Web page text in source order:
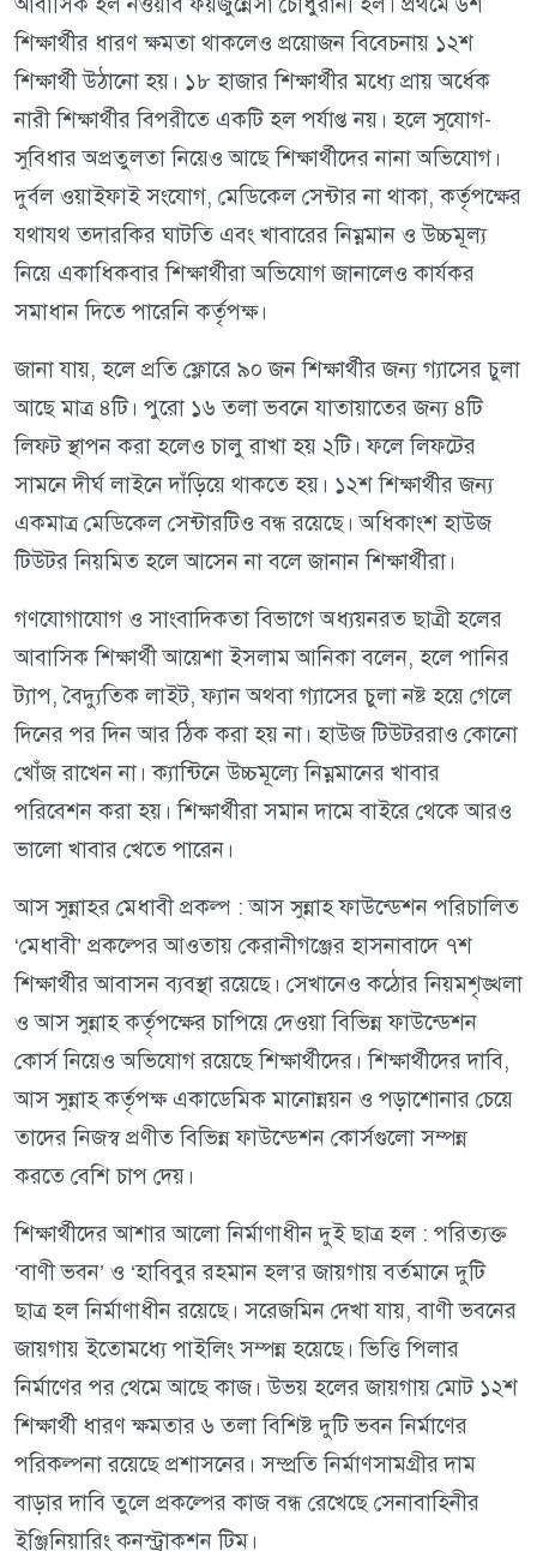
শিক্ষার্থীর ধারণ ক্ষমতা থাকলেও প্রয়োজন বিবেচনায় ১২শ
শিক্ষার্থী উঠানো হয়। ১৮ হাজার শিক্ষার্থীর মধ্যে প্রায় অর্ধেক
নারী শিক্ষার্থীর বিপরীতে একটি হল পর্যাপ্ত নয়। হলে সুযোগ-
সুবিধার অপ্রতুলতা নিয়েও আছে শিক্ষার্থীদের নানা অভিযোগ।
দুর্বল ওয়াইফাই সংযোগ, মেডিকেল সেন্টার না থাকা, কর্তৃপক্ষের
যথাযথ তদারকির ঘাটতি এবং খাবারের নিম্নমান ও উচ্চমূল্য
নিয়ে একাধিকবার শিক্ষার্থীরা অভিযোগ জানালেও কার্যকর
সমাধান দিতে পারেনি কর্তৃপক্ষ।
জানা যায়, হলে প্রতি ফ্লোরে ৯০ জন শিক্ষার্থীর জন্য গ্যাসের চুলা
আছে মাত্র ৪টি। পুরো ১৬ তলা ভবনে যাতায়াতের জন্য ৪টি
লিফট স্থাপন করা হলেও চালু রাখা হয় ২টি। ফলে লিফটের
সামনে দীর্ঘ লাইনে দাঁড়িয়ে থাকতে হয়। ১২শ শিক্ষার্থীর জন্য
একমাত্র মেডিকেল সেন্টারটিও বন্ধ রয়েছে। অধিকাংশ হাউজ
টিউটর নিয়মিত হলে আসেন না বলে জানান শিক্ষার্থীরা।
গণযোগাযোগ ও সাংবাদিকতা বিভাগে অধ্যয়নরত ছাত্রী হলের
আবাসিক শিক্ষার্থী আয়েশা ইসলাম আনিকা বলেন, হলে পানির
ট্যাপ, বৈদ্যুতিক লাইট, ফ্যান অথবা গ্যাসের চুলা নষ্ট হয়ে গেলে
দিনের পর দিন আর ঠিক করা হয় না। হাউজ টিউটররাও কোনো
খোঁজ রাখেন না। ক্যান্টিনে উচ্চমূল্যে নিম্নমানের খাবার
পরিবেশন করা হয়। শিক্ষার্থীরা সমান দামে বাইরে থেকে আরও
ভালো খাবার খেতে পারেন।
আস সুন্নাহর মেধাবী প্রকল্প : আস সুন্নাহ ফাউন্ডেশন পরিচালিত
‘মেধাবী’ প্রকল্পের আওতায় কেরানীগঞ্জের হাসনাবাদে ৭শ
শিক্ষার্থীর আবাসন ব্যবস্থা রয়েছে। সেখানেও কঠোর নিয়মশৃঙ্খলা
ও আস সুন্নাহ কর্তৃপক্ষের চাপিয়ে দেওয়া বিভিন্ন ফাউন্ডেশন
কোর্স নিয়েও অভিযোগ রয়েছে শিক্ষার্থীদের। শিক্ষার্থীদের দাবি,
আস সুন্নাহ কর্তৃপক্ষ একাডেমিক মানোন্নয়ন ও পড়াশোনার চেয়ে
তাদের নিজস্ব প্রণীত বিভিন্ন ফাউন্ডেশন কোর্সগুলো সম্পন্ন
করতে বেশি চাপ দেয়।
শিক্ষার্থীদের আশার আলো নির্মাণাধীন দুই ছাত্র হল : পরিত্যক্ত
‘বাণী ভবন’ ও ‘হাবিবুর রহমান হল’র জায়গায় বর্তমানে দুটি
ছাত্র হল নির্মাণাধীন রয়েছে। সরেজমিন দেখা যায়, বাণী ভবনের
জায়গায় ইতোমধ্যে পাইলিং সম্পন্ন হয়েছে। ভিত্তি পিলার
নির্মাণের পর থেমে আছে কাজ। উভয় হলের জায়গায় মোট ১২শ
শিক্ষার্থী ধারণ ক্ষমতার ৬ তলা বিশিষ্ট দুটি ভবন নির্মাণের
পরিকল্পনা রয়েছে প্রশাসনের। সম্প্রতি নির্মাণসামগ্রীর দাম
বাড়ার দাবি তুলে প্রকল্পের কাজ বন্ধ রেখেছে সেনাবাহিনীর
ইঞ্জিনিয়ারিং কনস্ট্রাকশন টিম।